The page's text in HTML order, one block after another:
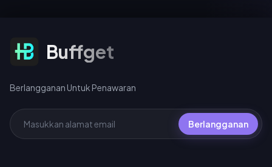
Berlangganan Untuk Penawaran
Buffget
Berlangganan Untuk Penawaran
Berlangganan